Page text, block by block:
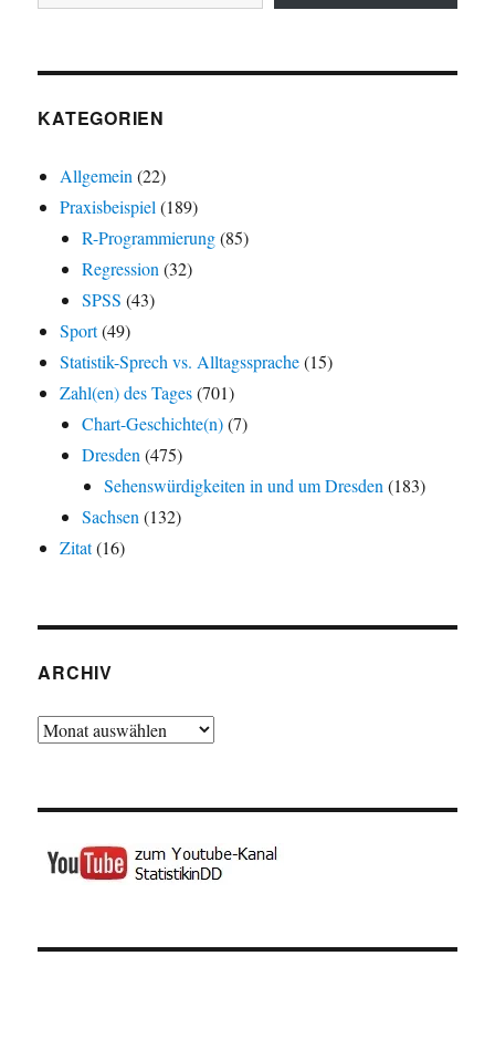
KATEGORIEN
Allgemein (22)
Praxisbeispiel (189)
R-Programmierung(85)
Regression (32)
SPSS (43)
Sport(49)
Statistik-Sprech vs. Alltagssprache(15)
Zahl(en) des Tages(701)
Chart-Geschichte(n)(7)
Dresden (475)
Sehenswürdigkeiten in und um Dresden (183)
Sachsen (132)
Zitat(16)
ARCHIV
Archiv